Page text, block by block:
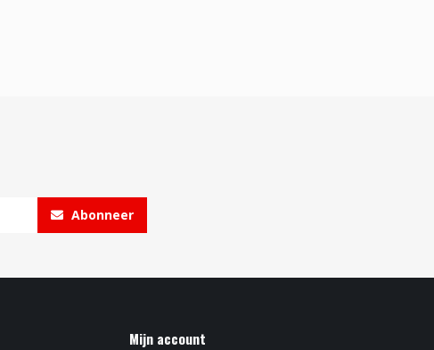
Abonneer
Mijn account